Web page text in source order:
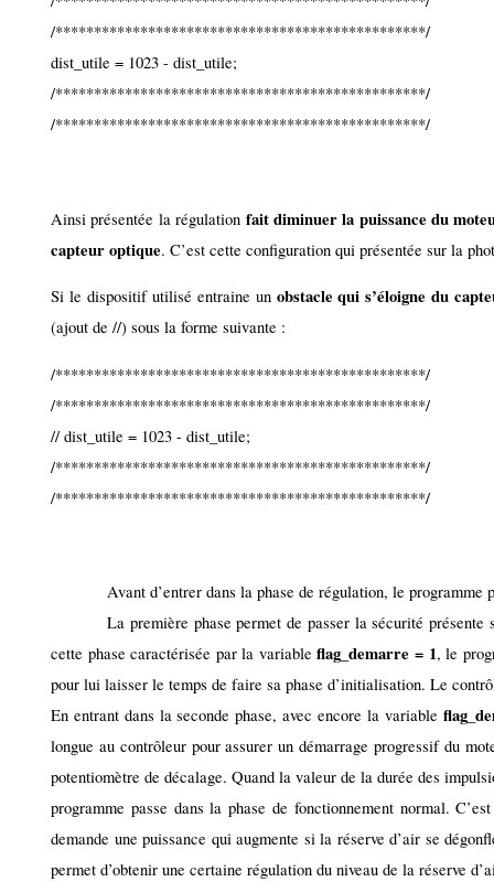
/************************************************/
dist_utile = 1023 - dist_utile;
/************************************************/
/************************************************/
Ainsi présentée la régulation fait diminuer la puissance du
capteur optique. C’est cette configuration qui présentée sur la
Si le dispositif utilisé entraine un obstacle qui s’éloigne du
(ajout de //) sous la forme suivante :
/************************************************/
/************************************************/
// dist_utile = 1023 - dist_utile;
/************************************************/
/************************************************/
Avant d’entrer dans la phase de régulation, le programme
La première phase permet de passer la sécurité
cette phase caractérisée par la variableflag_demarre = 1, le
pour lui laisser le temps de faire sa phase d’initialisation. Le
En entrant dans la seconde phase, avec encore la variable
longue au contrôleur pour assurer un démarrage progressif du
potentiomètre de décalage. Quand la valeur de la durée des
programme passe dans la phase de fonctionnement normal.
demande une puissance qui augmente si la réserve d’air se
permet d’obtenir une certaine régulation du niveau de la réserve